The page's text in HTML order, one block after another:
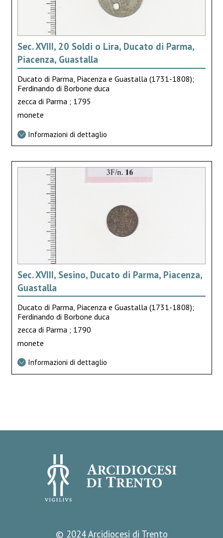
Sec. XVIII, 20 Soldi o Lira, Ducato di Parma,
Piacenza, Guastalla
Ducato di Parma, Piacenza e Guastalla (1731-1808);
Ferdinando di Borbone duca
zecca di Parma ; 1795
monete
Informazioni di dettaglio
Sec. XVIII, Sesino, Ducato di Parma, Piacenza,
Guastalla
Ducato di Parma, Piacenza e Guastalla (1731-1808);
Ferdinando di Borbone duca
zecca di Parma ; 1790
monete
Informazioni di dettaglio
© 2024 Arcidiocesi di Trento